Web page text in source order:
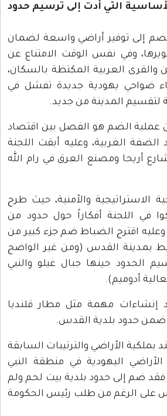
التي أدت إلى ترسيم حدود
إلى توفير أراضي واسعة لضمان
وفي نفس الوقت الامتناع عن
والقرى العربية المكتظة بالسكان،
ضواحي يهودية جديدة تفشل في
لتقسيم المدينة من جديد.
عملية الضم هو الفصل بين اقتصاد
الغربية، وعليه أبقت اللجنة
أريحا ومصنع العرق في رام الله
الاستراتيجية والأمنية، حيث طرح
في اللجنة أفكاراً حول حدود من
وعليه اقترح الضباط ضم جزء كبير من
بمدينة القدس (ومن غير الواضح
الحدود حينها جبال غيلو والنبي
أدوميم).
إنشاءات مهمة مثل مطار قلنديا
حدود بلدية القدس.
بملكية الأراضي والترتيبات السابقة
اليهودية في منطقة النبي
فقد ضم إلى حدود بلدية بيت لحم ولم
على الرغم من طلب رئيس الحكومة